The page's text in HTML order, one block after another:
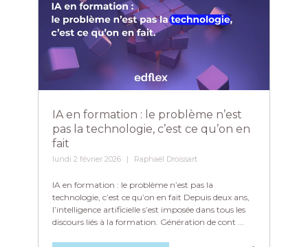
IA en formation : le problème n’est
pas la technologie, c’est ce qu’on en
fait
lundi 2 février 2026 Raphaël Droissart
IA en formation : le problème n’est pas la
technologie, c’est ce qu’on en fait Depuis deux ans,
l’intelligence artificielle s’est imposée dans tous les
discours liés à la formation. Génération de cont ...